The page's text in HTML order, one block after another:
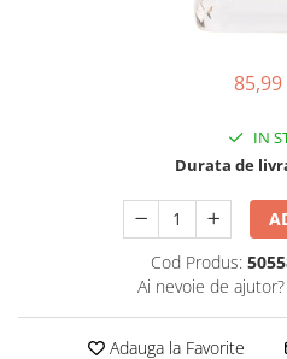
85,99
IN
Durata de
Cod Produs:
Ai nevoie de ajutor?
Adauga la Favorite